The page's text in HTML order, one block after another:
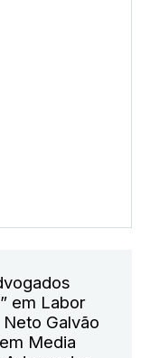
em Labor
Galvão
Media